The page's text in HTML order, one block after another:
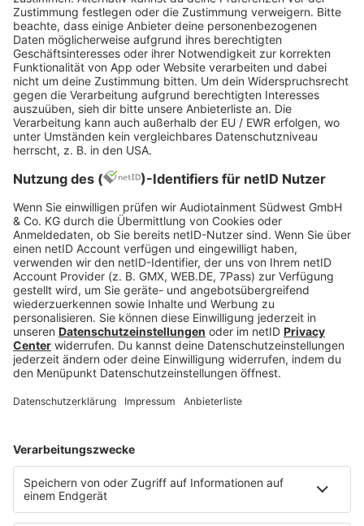
Bei Dostmann geht es aber nicht nur ums Geld
oder die Technik. Es geht darum, Teil eines
Teams zu sein, das zusammenhält, voneinander
lernt und gemeinsam erfolgreich ist. Jeder Tag
bringt neue Herausforderungen – und Erfolge,
die man sehen kann.
Wer also Lust hat auf Teamgeist, spannende
Projekte, moderne Technik und die Chance,
fachlich wie persönlich zu wachsen, ist bei
Gerüstbau Dostmann genau richtig. Hier wird
nicht nur gebaut – hier wird etwas bewegt,
getragen und hoch hinaus gebracht.
Neugiering auf die freshen Stellen?
Hier erfähst du alles zurAusbildung
bewereben!😊